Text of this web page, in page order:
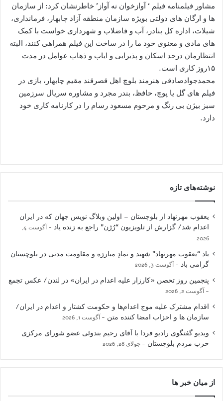
مشاور فیلمنامه فیلم ‘ آوازخوان نه آواز’ خاطرنشان کرد: از سازمان
ها و ارگان های دولتی بویژه سازمان منطقه آزاد چابهار، فرمانداری،
شیلات، اداره کل بنادر، آب و فاضلاب و شهرداری خواست با کمک
های مادی و معنوی خود ما را در ساخت این فیلم همراهی کنند، البته
انتظارمان درحد اسکان و پذیرایی و ایاب و ذهاب عوامل در مدت
۱۵روز کاری است.
محمدجوادصادقی هنرمند بلوچ اهل قصرقند مقیم چابهار، بازی در
فیلم های گل یا پوچ، حافظ، بندر مجرد و مشاوره سریال سرزمین
سبز بیژن بی رنگ و مرحوم مسعود رسام را در کارنامه کاری خود
دارد.
نوشته‌های تازه
یعقوب مهرنهاد از بلوچستان – اولین وبلاگ نویس جهان که در ایران
اعدام شد/ گزارش از تلویزیون “رُژن” راجع به زنده یاد
آگوست 4,
2026
یاد “یعقوب مهرنهاد” شهید و نمادِ مبارزه و مقاومت مدنی در بلوچستان
گرامی باد
آگوست 3, 2026
پنجمین روز تحصن «کارزار علیه اعدام در ایران» در لندن/ عکس تجمع
آگوست 2, 2026
اقدام مشترک علیه موج اعدام‌ها و حکومت کشتار و اعدام در ایران/
سازمان ها و احزاب امضا کننده متن
آگوست 1, 2026
ویدیو گفتگوی رادیو فردا با آقای رحیم بندوئی عضو شورای مرکزی
حزب مردم بلوچستان
جولای 28, 2026
از میان خبر ها